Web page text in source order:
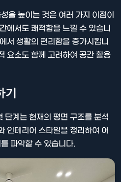
을 높이는 것은 여러 가지 이점이
에서도 쾌적함을 느낄 수 있습니
서 생활의 편리함을 증가시킵니
요소도 함께 고려하여 공간 활용
기
단계는 현재의 평면 구조를 분석
인테리어 스타일을 정리하여 어
파악할 수 있습니다.